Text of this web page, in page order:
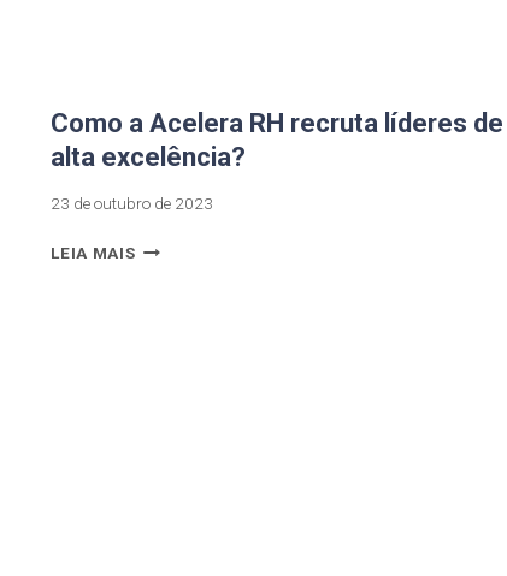
Como a Acelera RH recruta líderes de
alta excelência?
23 de outubro de 2023
LEIA MAIS